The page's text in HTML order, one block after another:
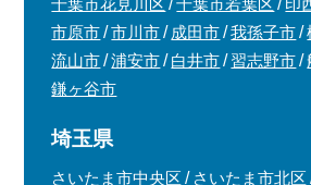
千葉市花見川区
千葉市若葉区 印
市原市
市川市 成田市 我孫子市
流山市
浦安市 白井市 習志野市
鎌ヶ谷市
埼玉県
さいたま市中央区 さいたま市北区